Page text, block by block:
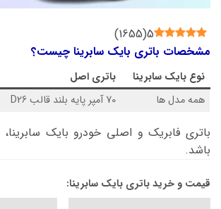
5
(
1655
)
مشخصات باتری بایک سابرینا چیست؟
نوع بایک سابرینا باتری اصل
همه مدل ها
70 آمپر پایه بلند قالب D26
باتری فابریک و اصلی خودرو بایک سابرینا،
باشد.
قیمت و خرید باتری بایک سابرینا: